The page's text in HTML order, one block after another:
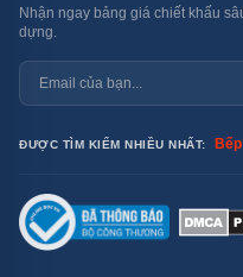
Nhận ngay bảng giá chiết khấu
dựng.
ĐƯỢC TÌM KIẾM NHIỀU NHẤT: